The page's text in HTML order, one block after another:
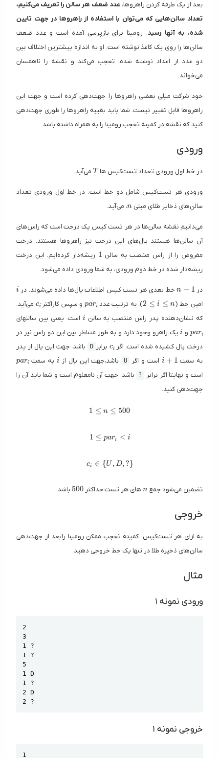
بعد از یک طرفه کردن راهروها، عدد ضعف هر سالن را تعریف می‌کنیم،
تعداد سالن‌هایی که می‌توان با استفاده از راهروها در جهت تایین
شده، به آنها رسید. رومینا برای بازپرسی آمده است و عدد ضعف
سالن‌ها را روی یک کاغذ نوشته است. او به اندازه بیشترین اختلاف بین
دو عدد از اعداد نوشته شده، تعجب می‌کند و نقشه را ناهمسان
می‌خواند.
خود شرکت میلی بعضی راهروها را جهت‌دهی کرده است و جهت این
راهروها قابل تغییر نیست. شما باید بقییه راهروها را طوری جهت‌دهی
کنید که نقشه در کمینه تعجب رومینا را به همراه داشته باشد.
ورودی
در خط اول ورودی تعداد تست‌کیس هاT
T می‌آید.
ورودی هر تست‌کیس شامل دو خط است. در خط اول ورودی تعداد
سالن‌های ذخایر طلای میلی n، می‌آید.
می‌دانیم نقشه سالن‌ها در هر تست کیس یک درخت است که راس‌های
آن سالن‌ها هستند یال‌های این درخت نیز راهروها هستند. درخت
مفروض را از راس منتصب به سالن 1 ریشه‌دار کرده‌ایم. این درخت
ریشه‌دار شده در خط دوم ورودی، به شما ورودی داده می‌شود.
در
n-1
n − 1 خط بعدی هر تست کیس اطلاعات یال‌ها داده می‌شوند. در i
امین خط (
2 \le i \le n
2 ≤ i ≤ n )، به ترتیب عدد
par_i
pari و سپس کاراکتر
c_i
ci
می‌آید.
که نشان‌دهنده پدر راس منتصب به سالن i
i است. یعنی بین سالنهای
pari و iیک راهرو وجود دارد و به طور متناظر بین این دو راس نیز در
درخت یال کشیده شده است. اگر
c_i
ci برابر D
باشد، جهت این یال از پدر
به سمت
i+1
i + 1 است و اگر U باشد،جهت این یال از i
i به سمت
par_i
pari
است و نهایتا اگر برابر ?
باشد، جهت آن نامعلوم است و شما باید آن را
جهت‌دهی کنید.
1 \le n \le 500
1 ≤ n ≤ 500
1 \le par_i < i
1 ≤ pari < i
c_i \in \{ U, D, ? \}
ci ∈ { U , D, ?}
تضمین می‌شود جمع
n
n های هر تست حداکثر
500
500 باشد.
خروجی
به ازای هر تست‌کیس، کمیته تعجب ممکن رومینا رابعد از جهت‌دهی
سالن‌های ذخیره طلا در تنها یک خط خروجی دهید.
مثال
ورودی نمونه ۱
2
3
1 ?
1 ?
5
1 D
1 ?
2 D
2 ?
خروجی نمونه ۱
1